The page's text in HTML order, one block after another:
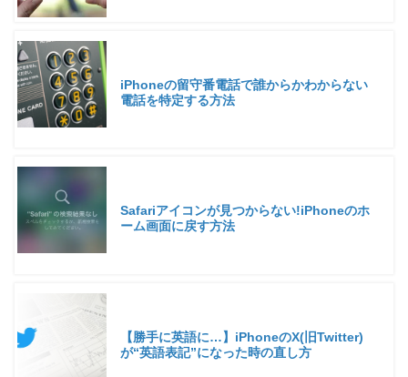
iPhoneの留守番電話で誰からかわからない
電話を特定する方法
Safariアイコンが見つからない!iPhoneのホ
ーム画面に戻す方法
【勝手に英語に…】iPhoneのX(旧Twitter)
が“英語表記”になった時の直し方